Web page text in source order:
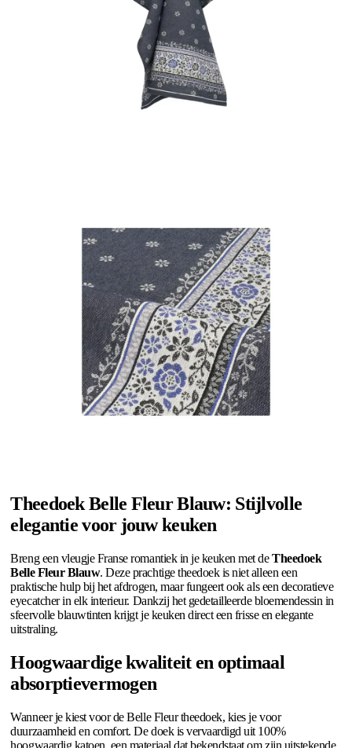
Theedoek Belle Fleur Blauw: Stijlvolle
elegantie voor jouw keuken
Breng een vleugje Franse romantiek in je keuken met deTheedoek
Belle Fleur Blauw. Deze prachtige theedoek is niet alleen een
praktische hulp bij het afdrogen, maar fungeert ook als een decoratieve
eyecatcher in elk interieur. Dankzij het gedetailleerde bloemendessin in
sfeervolle blauwtinten krijgt je keuken direct een frisse en elegante
uitstraling.
Hoogwaardige kwaliteit en optimaal
absorptievermogen
Wanneer je kiest voor de Belle Fleur theedoek, kies je voor
duurzaamheid en comfort. De doek is vervaardigd uit 100%
hoogwaardig katoen, een materiaal dat bekendstaat om zijn uitstekende